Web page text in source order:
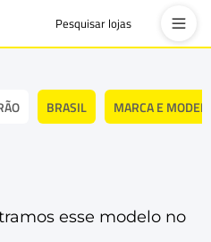
Pesquisar lojas
BRASIL MARCA E
esse modelo no